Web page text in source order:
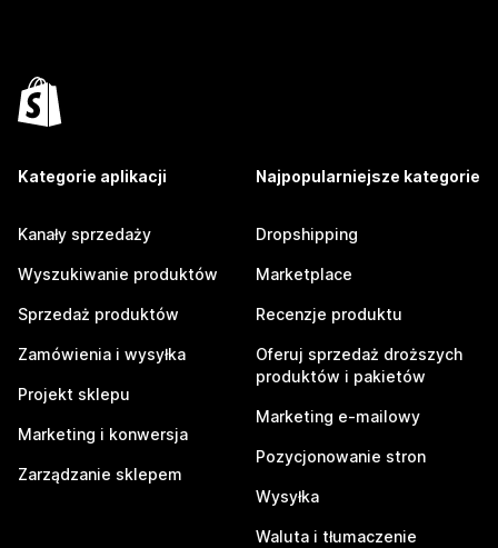
Kategorie aplikacji
Kanały sprzedaży
Wyszukiwanie produktów
Sprzedaż produktów
Zamówienia i wysyłka
Projekt sklepu
Marketing i konwersja
Zarządzanie sklepem
Najpopularniejsze kategorie
Dropshipping
Marketplace
Recenzje produktu
Oferuj sprzedaż droższych
produktów i pakietów
Marketing e-mailowy
Pozycjonowanie stron
Wysyłka
Waluta i tłumaczenie